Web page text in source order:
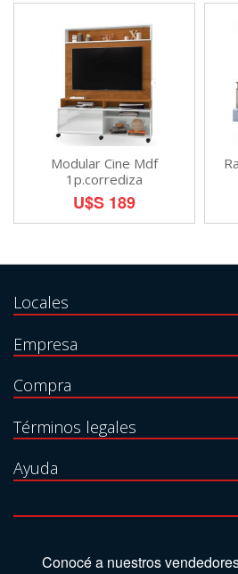
Modular Cine Mdf
1p.corrediza
U$S 189
Locales
Empresa
Compra
Términos legales
Ayuda
Conocé a nuestros